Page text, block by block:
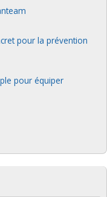
pour la prévention
pour équiper